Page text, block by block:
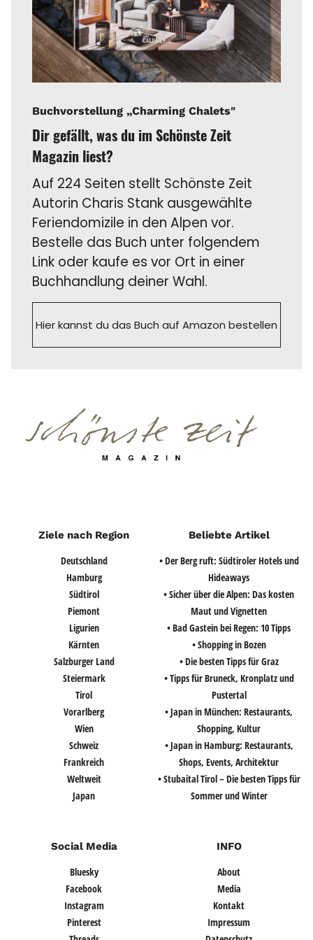
Buchvorstellung „Charming Chalets"
Dir gefällt, was du im Schönste Zeit
Magazin liest?
Auf 224 Seiten stellt Schönste Zeit
Autorin Charis Stank ausgewählte
Feriendomizile in den Alpen vor.
Bestelle das Buch unter folgendem
Link oder kaufe es vor Ort in einer
Buchhandlung deiner Wahl.
Hier kannst du das Buch auf Amazon bestellen
Ziele nach Region
Deutschland
Hamburg
Südtirol
Piemont
Ligurien
Kärnten
Salzburger Land
Steiermark
Tirol
Vorarlberg
Wien
Schweiz
Frankreich
Weltweit
Japan
Beliebte Artikel
• Der Berg ruft: Südtiroler Hotels und
Hideaways
• Sicher über die Alpen: Das kosten
Maut und Vignetten
• Bad Gastein bei Regen: 10 Tipps
• Shopping in Bozen
• Die besten Tipps für Graz
• Tipps für Bruneck, Kronplatz und
Pustertal
• Japan in München: Restaurants,
Shopping, Kultur
• Japan in Hamburg: Restaurants,
Shops, Events, Architektur
• Stubaital Tirol – Die besten Tipps für
Sommer und Winter
Social Media
Bluesky
Facebook
Instagram
Pinterest
INFO
About
Media
Kontakt
Impressum